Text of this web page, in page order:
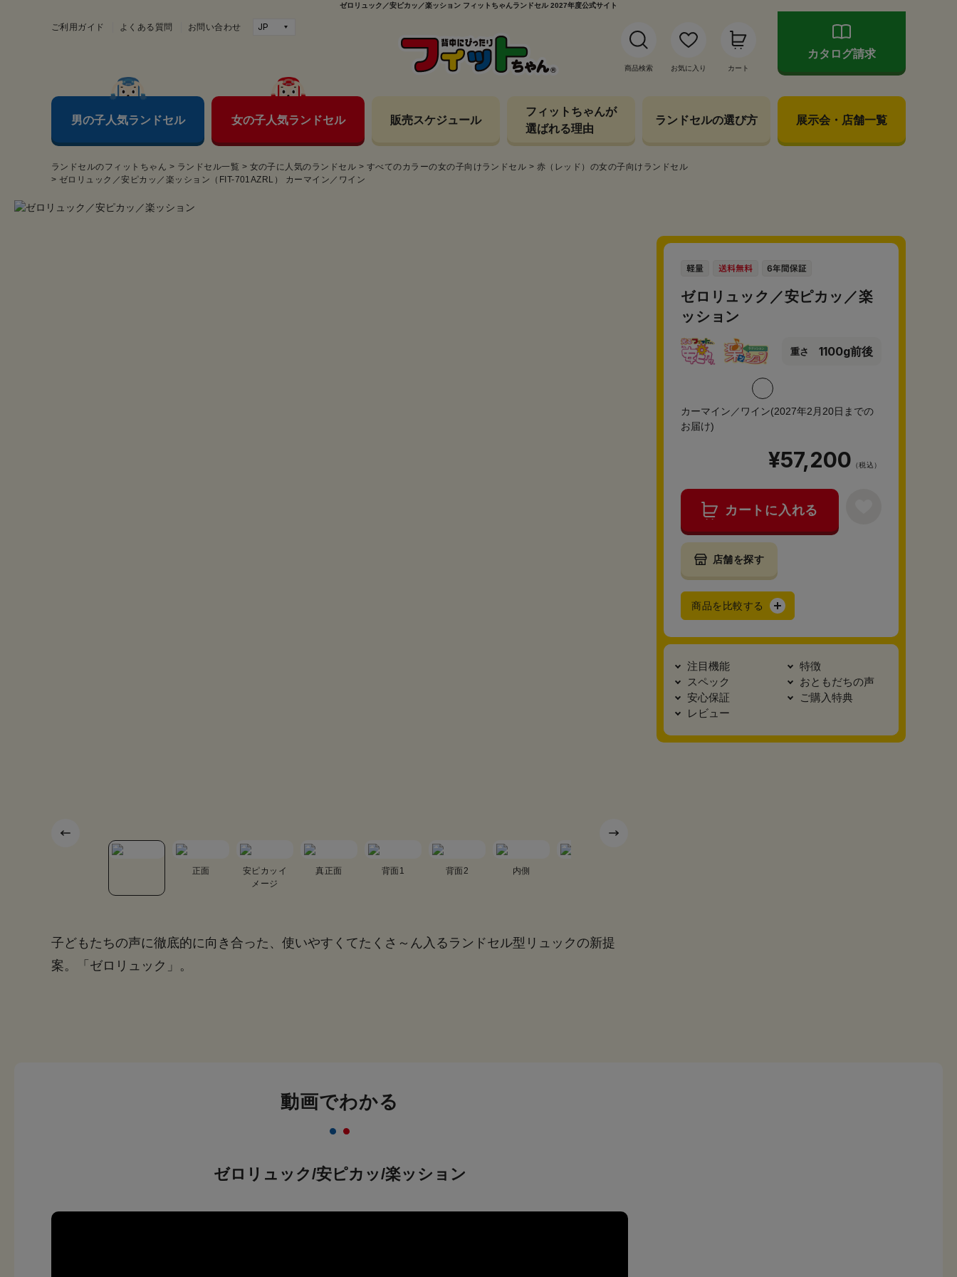
ゼロリュック／安ピカッ／楽ッション フィットちゃんランドセル 2027年度公式サイト
ご利用ガイド よくある質問 お問い合わせ
商品検索 お気に入り カート
カタログ請求
男の子人気ランドセル 女の子人気ランドセル 販売スケジュール
フィットちゃんが
選ばれる理由
ランドセルの選び方 展示会・店舗一覧
ランドセルのフィットちゃん > ランドセル一覧 > 女の子に人気のランドセル > すべてのカラーの女の子向けランドセル > 赤（レッド）の女の子向けランドセル
> ゼロリュック／安ピカッ／楽ッション（FIT-701AZRL） カーマイン／ワイン
正面
安ピカッイ
メージ
真正面 背面1 背面2 内側
子どもたちの声に徹底的に向き合った、使いやすくてたくさ～ん入るランドセル型リュックの新提
案。「ゼロリュック」。
動画でわかる
ゼロリュック/安ピカッ/楽ッション
ゼロリュック／安ピカッ／楽
ッション
重さ 1100g前後
カーマイン／ワイン(2027年2月20日までの
お届け)
¥57,200 （税込）
カートに入れる
店舗を探す
商品を比較する
注目機能
特徴
スペック
おともだちの声
安心保証
ご購入特典
レビュー